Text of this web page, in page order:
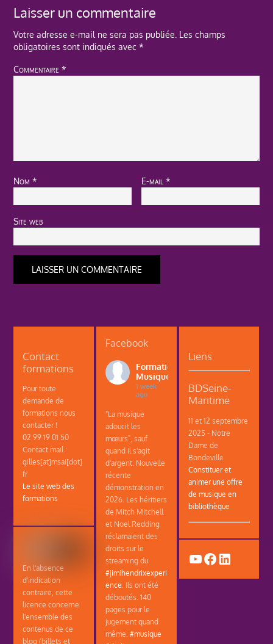
Laisser un commentaire
Votre adresse e-mail ne sera pas publiée. Les champs
obligatoires sont indiqués avec*
Commentaire*
Nom* E-mail*
Site web
Contact
formations
Pour toute
demande de
formations nous
contacter !
02 99 19 01 50
Contact mail :
gilles[at]msai[dot]
fr
Le site web des
formations
En l'absence
d'indication
contraire, cette
licence concerne
l'ensemble des
contenus de ce
blog (billets et
Facebook
Formations
Musique
1 week
ago
"La musique
adoucit les
mœurs", sauf
quand il s'agit
d'argent. Nouvelle
récente
démonstration en
2026. Les héritiers
de Mitch Mitchell
et Noel Redding
réclamaient des
droits sur le
streaming du
#jimihendrixexperi
ence. Ils ont été
déboutés. 140
pages pour le
jugement quand
même.#musique
Liens
BDSeine-
Maritime
11 et 12 septembre
2025 - Notre
Dame de
Bondeville
Constituer et
animer une offre
de musique en
bibliothèque
YouTube
Facebook
LinkedIn